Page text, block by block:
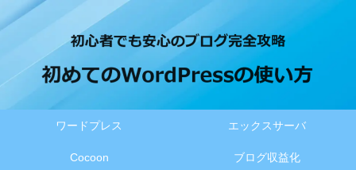
ワードプレス エックスサーバ
Cocoon ブログ収益化